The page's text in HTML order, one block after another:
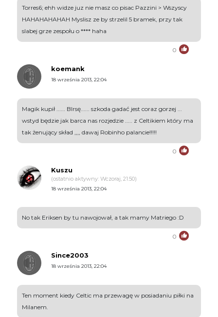
Torres6; ehh widze juz nie masz co pisac Pazzini > Wszyscy
HAHAHAHAHAH Myslisz ze by strzelil 5 bramek, przy tak
slabej grze zespołu o **** haha
0
koemank
18 września 2013, 22:04
Magik kupił ...... BIrsę...... szkoda gadać jest coraz gorzej ...
wstyd będzie jak barca nas rozjedzie ..... z Celtikiem który ma
tak żenujący skład ,,,, dawaj Robinho palancie!!!!!
0
Kuszu
(ostatnio aktywny: Wczoraj, 21:50)
18 września 2013, 22:04
No tak Eriksen by tu nawojował, a tak mamy Matriego :D
0
Since2003
18 września 2013, 22:04
Ten moment kiedy Celtic ma przewagę w posiadaniu piłki na
Milanem.